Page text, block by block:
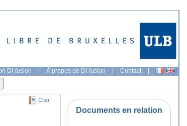
DI-fusion | À propos de DI-fusion | Contact |
Citer
Documents en relation